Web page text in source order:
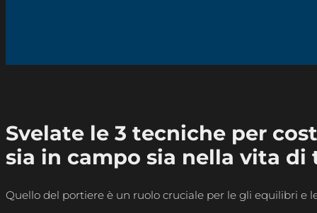
Svelate le 3 tecniche per
sia in campo sia nella vita
Quello del portiere è un ruolo cruciale per le gli equilibri e